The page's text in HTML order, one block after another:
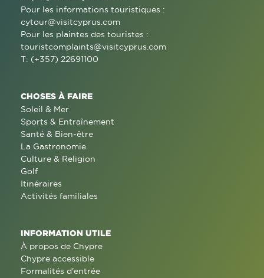
Pour les informations touristiques :
cytour@visitcyprus.com
Pour les plaintes des touristes :
touristcomplaints@visitcyprus.com
T: (+357) 22691100
CHOSES À FAIRE
Soleil & Mer
Sports & Entraînement
Santé & Bien-être
La Gastronomie
Culture & Religion
Golf
Itinéraires
Activités familiales
INFORMATION UTILE
À propos de Chypre
Chypre accessible
Formalités d'entrée